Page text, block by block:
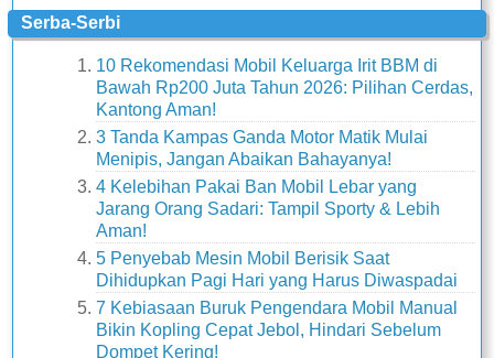
Serba-Serbi
10 Rekomendasi Mobil Keluarga Irit BBM di
Bawah Rp200 Juta Tahun 2026: Pilihan Cerdas,
Kantong Aman!
3 Tanda Kampas Ganda Motor Matik Mulai
Menipis, Jangan Abaikan Bahayanya!
4 Kelebihan Pakai Ban Mobil Lebar yang
Jarang Orang Sadari: Tampil Sporty & Lebih
Aman!
5 Penyebab Mesin Mobil Berisik Saat
Dihidupkan Pagi Hari yang Harus Diwaspadai
7 Kebiasaan Buruk Pengendara Mobil Manual
Bikin Kopling Cepat Jebol, Hindari Sebelum
Dompet Kering!